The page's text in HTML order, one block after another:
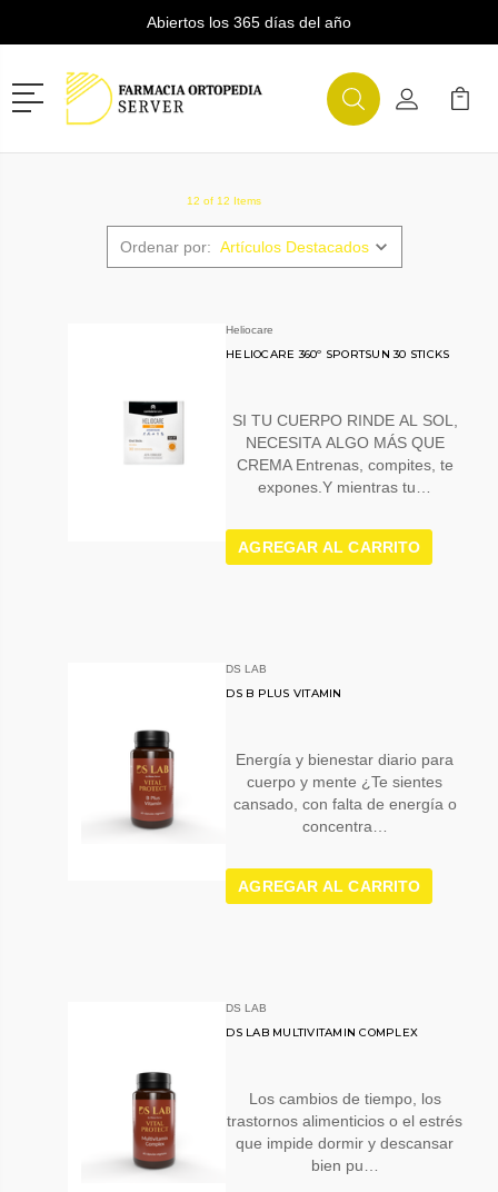
Abiertos los 365 días del año
Menú
BuscarMi Cuenta
Mi
12 of 12 Items
Ordenar por:
Heliocare
HELIOCARE 360º SPORTSUN 30 STICKS
SI TU CUERPO RINDE AL SOL,
NECESITA ALGO MÁS QUE
CREMA Entrenas, compites, te
expones.Y mientras tu…
AGREGAR AL CARRITO
DS LAB
DS B PLUS VITAMIN
Energía y bienestar diario para
cuerpo y mente ¿Te sientes
cansado, con falta de energía o
concentra…
AGREGAR AL CARRITO
DS LAB
DS LAB MULTIVITAMIN COMPLEX
Los cambios de tiempo, los
trastornos alimenticios o el estrés
que impide dormir y descansar
bien pu…